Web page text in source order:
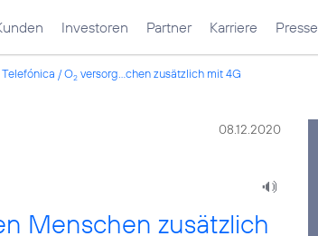
Investoren Partner Karriere Presse
Telefónica / O2 versorg...chen zusätzlich mit 4G
08.12.2020
Menschen zusätzlich